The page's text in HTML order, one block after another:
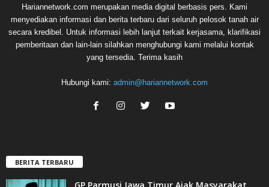
Hariannetwork.com merupakan media digital berbasis pers. Kami
menyediakan informasi dan berita terbaru dari seluruh pelosok tanah air
secara kredibel. Untuk informasi lebih lanjut terkait kerjasama, klarifikasi
pemberitaan dan lain-lain silahkan menghubungi kami melalui kontak
yang tersedia. Terima kasih
Hubungi kami: admin@hariannetwork.com
BERITA TERBARU